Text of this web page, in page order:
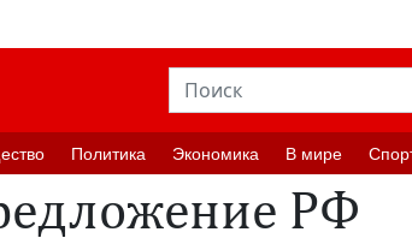
Политика Экономика В мире
РФ